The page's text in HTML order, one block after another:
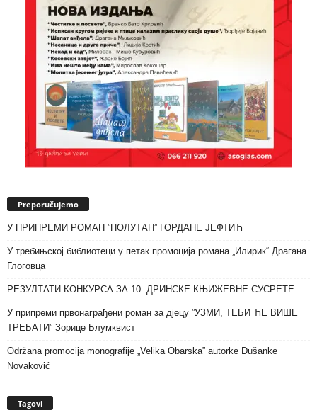
Preporučujemo
У ПРИПРЕМИ РОМАН ”ПОЛУТАН” ГОРДАНЕ ЈЕФТИЋ
У требињској библиотеци у петак промоција романа „Илирик“ Драгана
Глоговца
РЕЗУЛТАТИ КОНКУРСА ЗА 10. ДРИНСКЕ КЊИЖЕВНЕ СУСРЕТЕ
У припреми првонаграђени роман за дјецу ”УЗМИ, ТЕБИ ЋЕ ВИШЕ
ТРЕБАТИ” Зорице Блумквист
Održana promocija monografije „Velika Obarska” autorke Dušanke
Novaković
Tagovi